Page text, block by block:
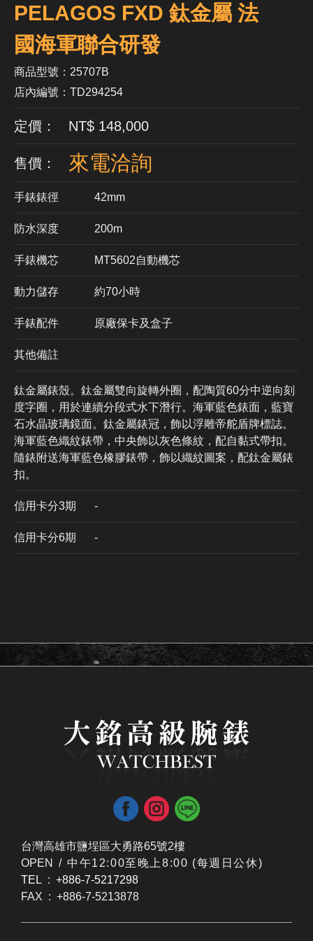
PELAGOS FXD 鈦金屬 法
國海軍聯合研發
商品型號：25707B
店內編號：TD294254
定價： NT$ 148,000
售價： 來電洽詢
手錶錶徑 42mm
防水深度 200m
手錶機芯 ​MT5602自動機芯
動力儲存 約70小時
手錶配件 原廠保卡及盒子
其他備註
鈦金屬錶殼。鈦金屬雙向旋轉外圈，配陶質60分中逆向刻
度字圈，用於連續分段式水下潛行。海軍藍色錶面，藍寶
石水晶玻璃鏡面。鈦金屬錶冠，飾以浮雕帝舵盾牌標誌。
海軍藍色織紋錶帶，中央飾以灰色條紋，配自黏式帶扣。
隨錶附送海軍藍色橡膠錶帶，飾以織紋圖案，配鈦金屬錶
扣。
信用卡分3期 ​-
信用卡分6期 -
台灣高雄市鹽埕區大勇路65號2樓
OPEN / ​中午12:00至晚上8:00 (每週日公休)
TEL : +886-7-5217298
FAX : +886-7-5213878